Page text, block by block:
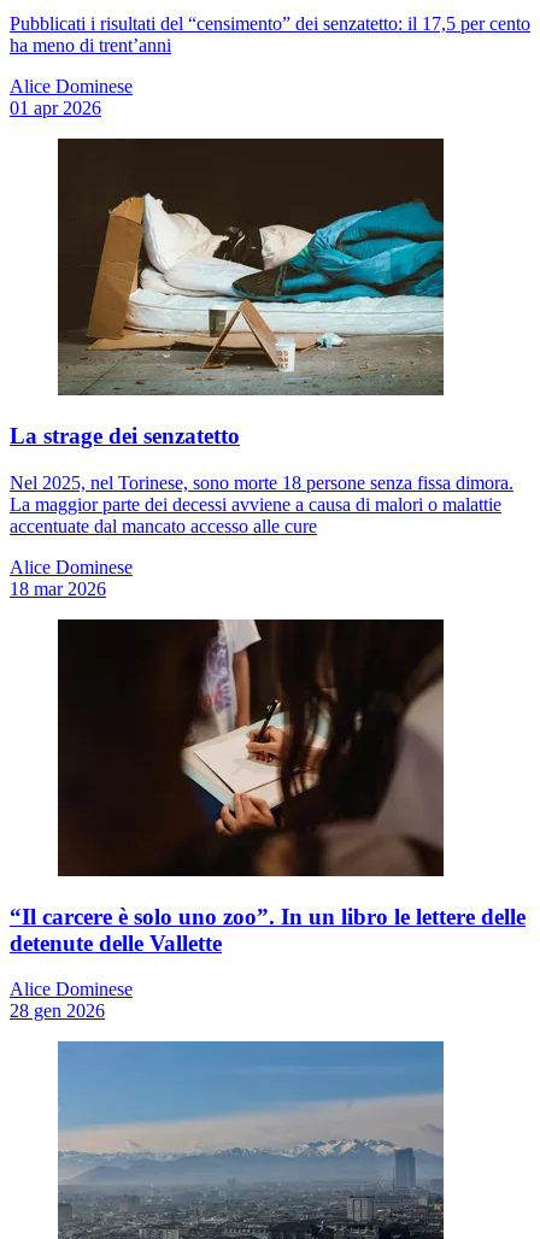
Pubblicati i risultati del “censimento” dei senzatetto: il 17,5 per cento
ha meno di trent’anni
Alice Dominese
01 apr 2026
La strage dei senzatetto
Nel 2025, nel Torinese, sono morte 18 persone senza fissa dimora.
La maggior parte dei decessi avviene a causa di malori o malattie
accentuate dal mancato accesso alle cure
Alice Dominese
18 mar 2026
“Il carcere è solo uno zoo”. In un libro le lettere delle
detenute delle Vallette
Alice Dominese
28 gen 2026